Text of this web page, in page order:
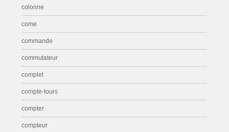
colonne
come
commande
commutateur
complet
compte-tours
compter
compteur